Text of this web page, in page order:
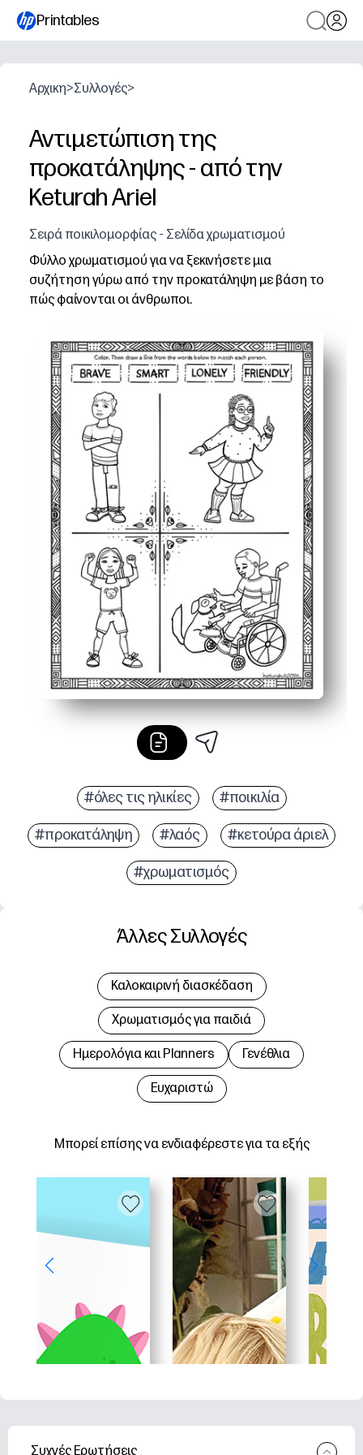
Printables
Αρχικη>Συλλογές>
Αντιμετώπιση της
προκατάληψης - από την
Keturah Ariel
Σειρά ποικιλομορφίας - Σελίδα χρωματισμού
Φύλλο χρωματισμού για να ξεκινήσετε μια
συζήτηση γύρω από την προκατάληψη με βάση το
πώς φαίνονται οι άνθρωποι.
Ευκολία εκτύπωσης και χρήσης - μηδενική
Ο χρωματισμός προσελκύει κάθε μαθητή - τα
Τα ανοιχτά γραφικά προκαλούν ερωτήσεις -
Χτίζει ενσυναίσθηση και κριτική σκέψη - ιδανικό για
#όλες τις ηλικίες #ποικιλία
#προκατάληψη #λαός #κετούρα άριελ
#χρωματισμός
Μπορεί επίσης να ενδιαφέρεστε για τα εξής
Άλλες Συλλογές
Καλοκαιρινή διασκέδαση
Χρωματισμός για παιδιά
Hμερολόγια και Planners Γενέθλια
Ευχαριστώ
Συχνές Ερωτήσεις